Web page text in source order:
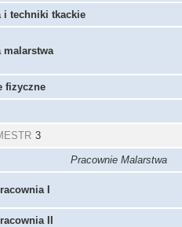
i techniki tkackie
malarstwa
fizyczne
3
Pracownie Malarstwa
I
II